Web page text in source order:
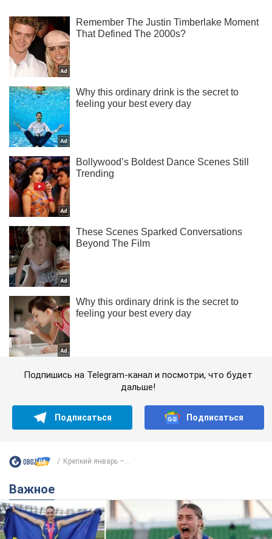
Подпишись на Telegram-канал и посмотри, что будет
дальше!
Подписаться Подписаться
Крепкий январь –...
Важное